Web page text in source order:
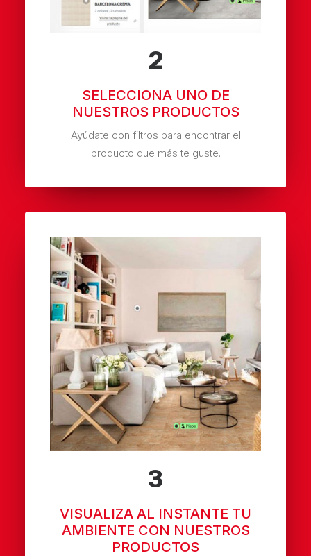
2
SELECCIONA UNO DE
NUESTROS PRODUCTOS
Ayúdate con filtros para encontrar el
producto que más te guste.
3
VISUALIZA AL INSTANTE TU
AMBIENTE CON NUESTROS
PRODUCTOS